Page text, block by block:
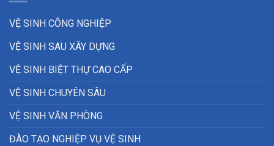
VỆ SINH CÔNG NGHIỆP
VỆ SINH SAU XÂY DỰNG
VỆ SINH BIỆT THỰ CAO CẤP
VỆ SINH CHUYÊN SÂU
VỆ SINH VĂN PHÒNG
ĐÀO TẠO NGHIỆP VỤ VỆ SINH